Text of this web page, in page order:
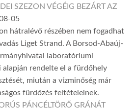
SZEZON VÉGÉIG BEZÁRT AZ
05
hátralévő részében nem fogadhat
Liget Strand. A Borsod-Abaúj-
laboratóriumi
alapján rendelte el a fürdőhely
miután a vízminőség már
fürdőzés feltételeinek.
PÁNCÉLTÖRŐ GRÁNÁT